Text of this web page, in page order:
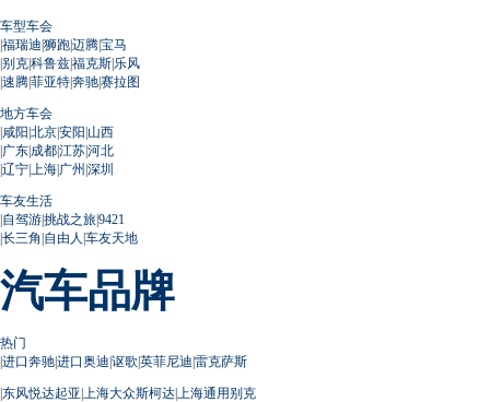
车型车会
|福瑞迪|狮跑|迈腾|宝马
|别克|科鲁兹|福克斯|乐风
|速腾|菲亚特|奔驰|赛拉图
地方车会
|咸阳|北京|安阳|山西
|广东|成都|江苏|河北
|辽宁| 上海|广州 |深圳
车友生活
|自驾游|挑战之旅|9421
|长三角 |自由人 |车友天地
汽车品牌
热门
|进口奔驰|进口奥迪|讴歌|英菲尼迪|雷克萨斯
|东风悦达起亚| 上海大众斯柯达| 上海通用别克